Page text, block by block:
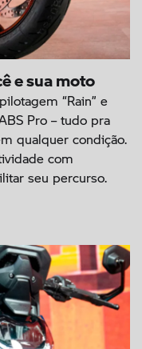
e sua moto
“Rain” e
Pro – tudo pra
qualquer condição.
com
seu percurso.